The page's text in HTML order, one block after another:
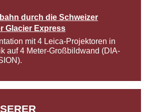
durch die Schweizer
Glacier Express
mit 4 Leica-Projektoren in
auf 4 Meter-Großbildwand (DIA-